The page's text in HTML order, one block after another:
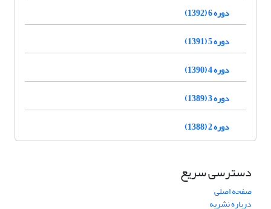
دوره 6 (1392)
دوره 5 (1391)
دوره 4 (1390)
دوره 3 (1389)
دوره 2 (1388)
دسترسی سریع
صفحه اصلی
درباره نشریه